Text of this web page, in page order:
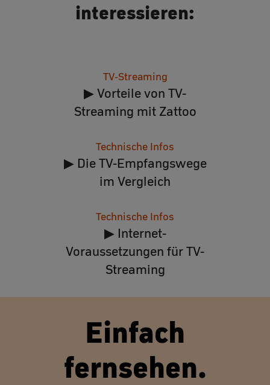
interessieren:
TV-Streaming
▶ Vorteile von TV-
Streaming mit Zattoo
Technische Infos
▶ Die TV-Empfangswege
im Vergleich
Technische Infos
▶ Internet-
Voraussetzungen für TV-
Streaming
Einfach
fernsehen.